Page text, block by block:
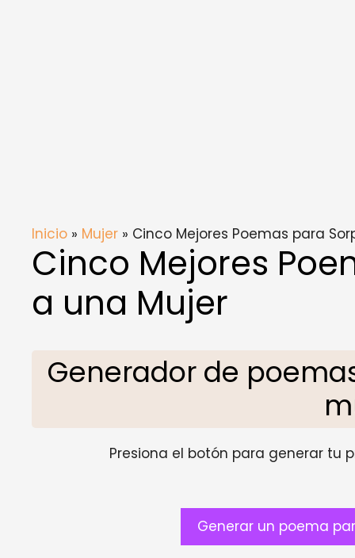
Inicio » Mujer » Cinco Mejores Poemas para
Cinco Mejores
a una Mujer
Generador de
Presiona el botón para generar tu
Generar un poema